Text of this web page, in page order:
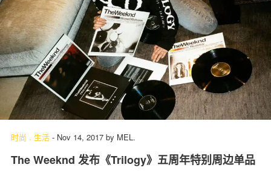
时 尚
球 鞋
生 活
科 技
时尚 . 生活 - Nov 14, 2017 by MEL.
The Weeknd 发布《Trilogy》五周年特别周边单品